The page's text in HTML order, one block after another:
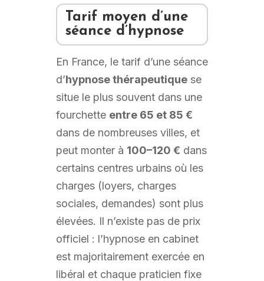
Tarif moyen d’une
séance d’hypnose
En France, le tarif d’une séance
d’hypnose thérapeutiquese
situe le plus souvent dans une
fourchette entre 65 et 85 €
dans de nombreuses villes, et
peut monter à 100–120 € dans
certains centres urbains où les
charges (loyers, charges
sociales, demandes) sont plus
élevées. Il n’existe pas de prix
officiel : l’hypnose en cabinet
est majoritairement exercée en
libéral et chaque praticien fixe